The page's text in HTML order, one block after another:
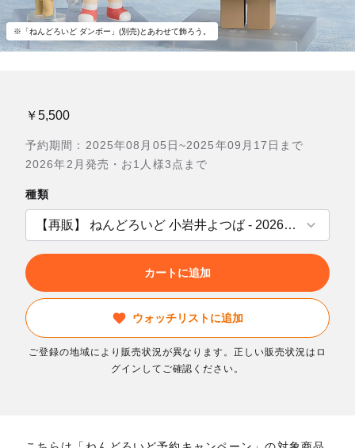
※「ねんどろいど ダンボー」(別売)とあわせて飾ろう。
￥5,500
予約期間：2025年08月05日~2025年09月17日まで
2026年2月発売・お1人様3点まで
種類
カートに追加
ウォッチリストに追加
ご登録の地域により販売状況が異なります。正しい販売状況はロ
グインしてご確認ください。